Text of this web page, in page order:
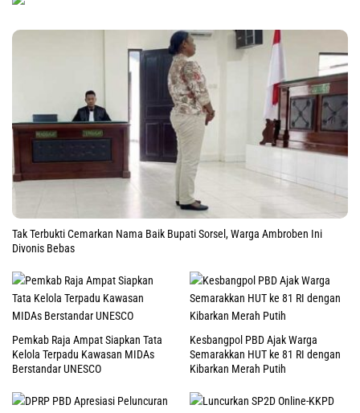
Tak Terbukti Cemarkan Nama Baik Bupati Sorsel, Warga Ambroben Ini
Divonis Bebas
Pemkab Raja Ampat Siapkan Tata
Kelola Terpadu Kawasan MIDAs
Berstandar UNESCO
Kesbangpol PBD Ajak Warga
Semarakkan HUT ke 81 RI dengan
Kibarkan Merah Putih